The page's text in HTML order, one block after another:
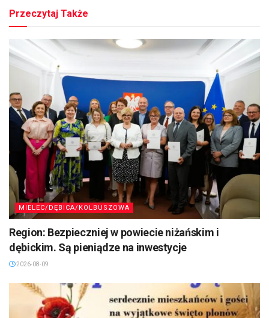
Przeczytaj Także
MIELEC/DĘBICA/KOLBUSZOWA
Region: Bezpieczniej w powiecie niżańskim i
dębickim. Są pieniądze na inwestycje
2026-08-09